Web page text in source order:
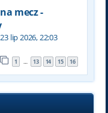
mecz -
23 lip 2026, 22:03
1 … 13 14 15 16